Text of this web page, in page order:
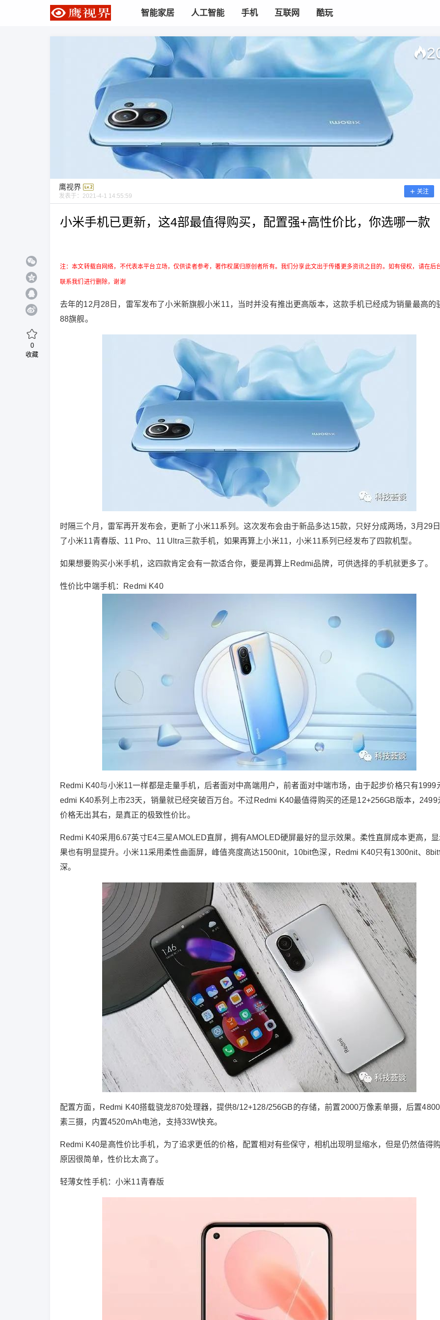
智能家居 人工智能 手机 互联网 酷玩
鹰视界
发表于： 2021-4-1 14:55:59
关注
小米手机已更新，这4部最值得购买，配置强+高性价比，你选哪一款
注：本文转载自网络，不代表本平台立场，仅供读者参考，著作权属归原创者所有。我们分享此文出于传播更多资讯之目的。如有侵权，请在后
联系我们进行删除，谢谢
去年的12月28日，雷军发布了小米新旗舰小米11，当时并没有推出更高版本，这款手机已经成为销量最高的
88旗舰。
时隔三个月，雷军再开发布会，更新了小米11系列。这次发布会由于新品多达15款，只好分成两场，3月29
了小米11青春版、11 Pro、11 Ultra三款手机，如果再算上小米11，小米11系列已经发布了四款机型。
如果想要购买小米手机，这四款肯定会有一款适合你，要是再算上Redmi品牌，可供选择的手机就更多了。
性价比中端手机：Redmi K40
Redmi K40与小米11一样都是走量手机，后者面对中高端用户，前者面对中端市场，由于起步价格只有1999
edmi K40系列上市23天，销量就已经突破百万台。不过Redmi K40最值得购买的还是12+256GB版本，2499
价格无出其右，是真正的极致性价比。
Redmi K40采用6.67英寸E4三星AMOLED直屏，拥有AMOLED硬屏最好的显示效果。柔性直屏成本更高，
果也有明显提升。小米11采用柔性曲面屏，峰值亮度高达1500nit，10bit色深，Redmi K40只有1300nit、8bit
深。
配置方面，Redmi K40搭载骁龙870处理器，提供8/12+128/256GB的存储，前置2000万像素单摄，后置
素三摄，内置4520mAh电池，支持33W快充。
Redmi K40是高性价比手机，为了追求更低的价格，配置相对有些保守，相机出现明显缩水，但是仍然值得购
原因很简单，性价比太高了。
轻薄女性手机：小米11青春版
0
收藏
鹰视界 @ 鹰视界 2021/4/01
小米手机已更新，这4部最值得
购买，配置强+高性价比，你选
哪一款
已经成为销量最高的骁龙888旗舰。 时隔三个
月，雷军再开发布会，更新了小米11系列。这次
9日发布了小米11青春版、11 Pro、11 Ultra三款
手机，如果再算上小米11，小米11系列已经发布
了四款机型。 如果想要购买小米手机，这四款肯
定会有一款适合你，要是再算上Redmi品牌，可
供选择的手机就更多了。 性价比中端手机：Red
扫描二维码继续阅读
给鹰视界打赏
2 元 元
20 元 50 元 自定义
付费内容
¥
6位以上
6位以上